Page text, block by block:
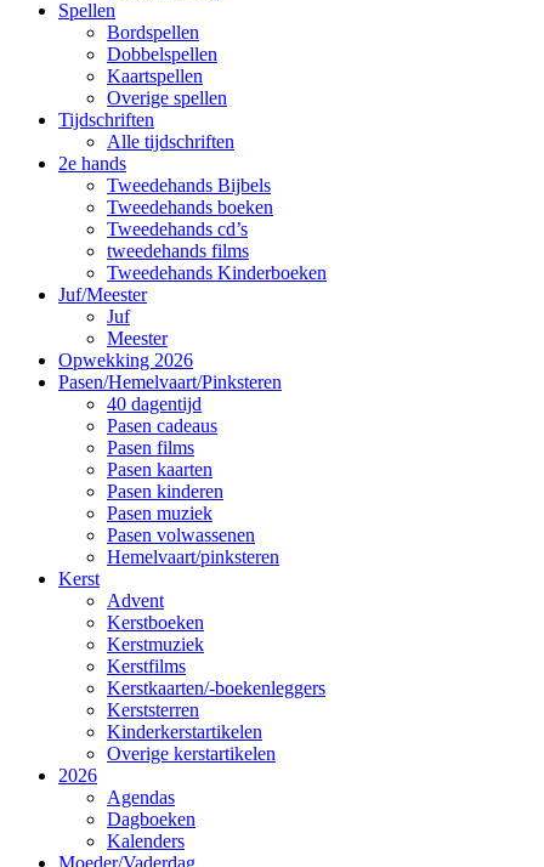
Spellen
Bordspellen
Dobbelspellen
Kaartspellen
Overige spellen
Tijdschriften
Alle tijdschriften
2e hands
Tweedehands Bijbels
Tweedehands boeken
Tweedehands cd’s
tweedehands films
Tweedehands Kinderboeken
Juf/Meester
Juf
Meester
Opwekking 2026
Pasen/Hemelvaart/Pinksteren
40 dagentijd
Pasen cadeaus
Pasen films
Pasen kaarten
Pasen kinderen
Pasen muziek
Pasen volwassenen
Hemelvaart/pinksteren
Kerst
Advent
Kerstboeken
Kerstmuziek
Kerstfilms
Kerstkaarten/-boekenleggers
Kerststerren
Kinderkerstartikelen
Overige kerstartikelen
2026
Agendas
Dagboeken
Kalenders
Moeder/Vaderdag